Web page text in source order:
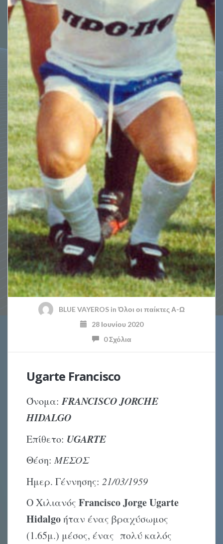
BLUE VAYEROS in Όλοι οι παίκτες Α-Ω
28 Ιουνίου 2020
0 Σχόλια
Ugarte Francisco
Όνομα:FRANCISCO JORCHE
HIDALGO
Επίθετο: UGARTE
Θέση:ΜΕΣΟΣ
Ημερ. Γέννησης:21/03/1959
Ο ΧιλιανόςFranciscoJorgeUgarte
Hidalgoήταν ένας βραχύσωμος
(1.65μ.) μέσος, ένας πολύ καλός